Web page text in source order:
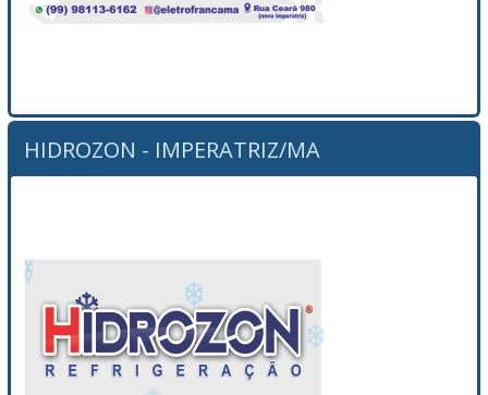
HIDROZON - IMPERATRIZ/MA